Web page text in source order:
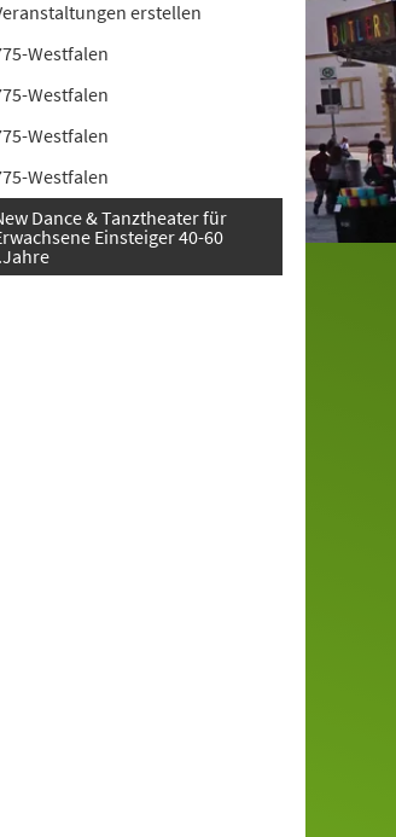
erstellen
Westfalen
Westfalen
Westfalen
Westfalen
Dance & Tanztheater für
Einsteiger 40-60